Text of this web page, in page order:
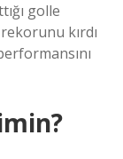
golle
kırdı